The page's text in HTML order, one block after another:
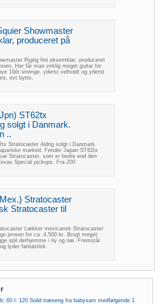
Showmaster
produceret på
Rigtig fint eksemklar, produceret
Her får man virklig meget guitar for
10ér strenge. yderst velholdt og yderst
evt bytte.
ST62tx
solgt i Danmark.
..
Stratocaster Aldrig solgt i Danmark.
marked. Fender Japan ST62tx
Stratocaster, som er bedre end den
Special pickups. Fra 200
Stratocaster
Stratocaster til
Lækker mexicansk Stratocaster
jensen for ca. 4,500 kr. Brugt meget
spil derhjemme i ny og næ. Fremstår
lyder fantastisk.
60 l: 120 Solid træseng fra babysam medfølgende 1